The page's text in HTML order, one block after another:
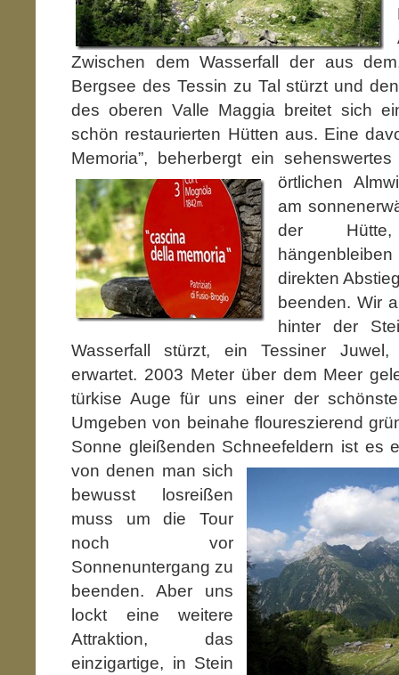
Zwischen dem Wasserfall der aus
Bergsee des Tessin zu Tal stürzt und
des oberen Valle Maggia breitet sich
schön restaurierten Hütten aus. Eine
Memoria”, beherbergt ein
örtlichen
am
der
direkten
beenden. Wir
hinter der
Wasserfall stürzt, ein Tessiner
erwartet. 2003 Meter über dem Meer
türkise Auge für uns einer der
Umgeben von beinahe floureszierend
Sonne gleißenden Schneefeldern ist es
von denen man sich
bewusst losreißen
muss um die Tour
noch vor
Sonnenuntergang zu
beenden. Aber uns
lockt eine weitere
Attraktion, das
einzigartige, in Stein